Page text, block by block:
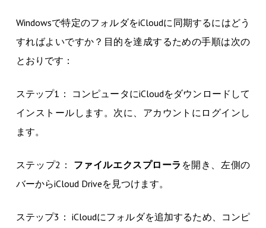
Windowsで特定のフォルダをiCloudに同期するにはどう
すればよいですか？目的を達成するための手順は次の
とおりです：
ステップ1： コンピュータにiCloudをダウンロードして
インストールします。次に、アカウントにログインし
ます。
ステップ2： ファイルエクスプローラ を開き、左側の
バーからiCloud Driveを見つけます。
ステップ3： iCloudにフォルダを追加するため、コンピ